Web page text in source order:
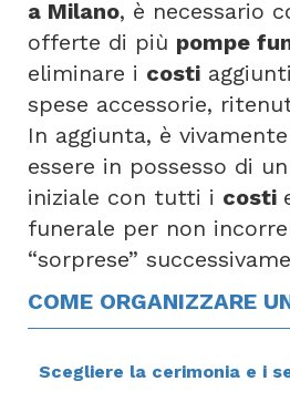
a Milano, è necessario
offerte di più pompe
eliminare i costi
spese accessorie,
In aggiunta, è
essere in possesso di
iniziale con tutti i costi
funerale per non
“sorprese”
COME ORGANIZZARE
Scegliere la cerimonia e i